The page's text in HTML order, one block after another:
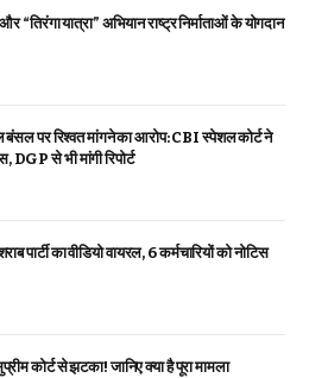
“तिरंगा यात्रा” अभियान राष्ट्र निर्माताओं के योगदान
बंसल पर रिश्वत मांगने का आरोप: CBI स्पेशल कोर्ट ने
DGP से भी मांगी रिपोर्ट
पार्टी का वीडियो वायरल, 6 कर्मचारियों को नोटिस
कोर्ट से झटका! जानिए क्या है पूरा मामला